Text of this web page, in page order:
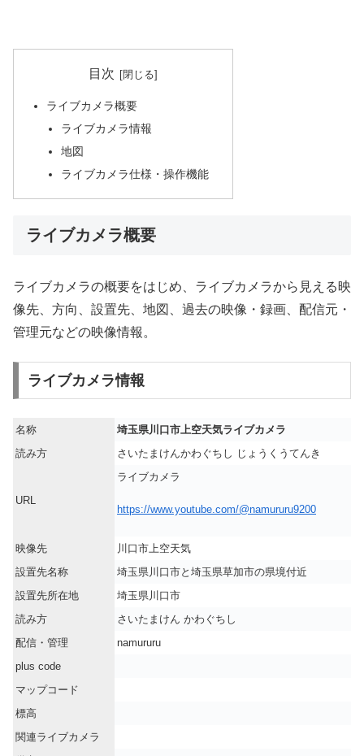
目次
ライブカメラ概要
ライブカメラ情報
地図
ライブカメラ仕様・操作機能
ライブカメラ概要
ライブカメラの概要をはじめ、ライブカメラから見える映
像先、方向、設置先、地図、過去の映像・録画、配信元・
管理元などの映像情報。
ライブカメラ情報
名称
埼玉県川口市上空天気ライブカメラ
読み方
さいたまけんかわぐちし じょうくうてんき
URL
ライブカメラ
https://www.youtube.com/@namururu9200
映像先
川口市上空天気
設置先名称
埼玉県川口市と埼玉県草加市の県境付近
設置先所在地
埼玉県川口市
読み方
さいたまけん かわぐちし
配信・管理
namururu
plus code
マップコード
標高
関連ライブカメラ